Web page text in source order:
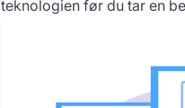
teknologien før du tar en